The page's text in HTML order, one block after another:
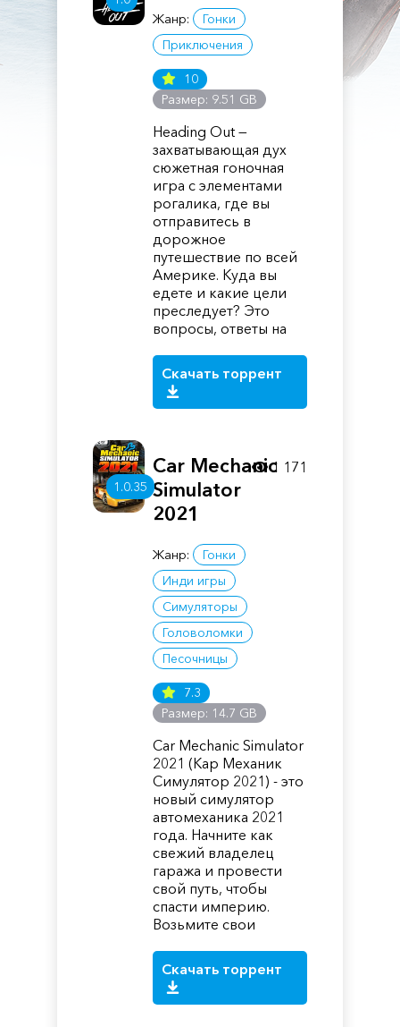
Жанр:
Гонки
Приключения
10
Размер: 9.51 GB
Heading Out —
захватывающая дух
сюжетная гоночная
игра с элементами
рогалика, где вы
отправитесь в
дорожное
путешествие по всей
Америке. Куда вы
едете и какие цели
преследует? Это
вопросы, ответы на
Скачать торрент
1.0.35
Car Mechanic
Simulator
2021
Жанр:
Гонки
Инди игры
Симуляторы
Головоломки
Песочницы
7.3
Размер: 14.7 GB
Car Mechanic Simulator
2021 (Кар Механик
Симулятор 2021) - это
новый симулятор
автомеханика 2021
года. Начните как
свежий владелец
гаража и провести
свой путь, чтобы
спасти империю.
Возьмите свои
Скачать торрент
1 171